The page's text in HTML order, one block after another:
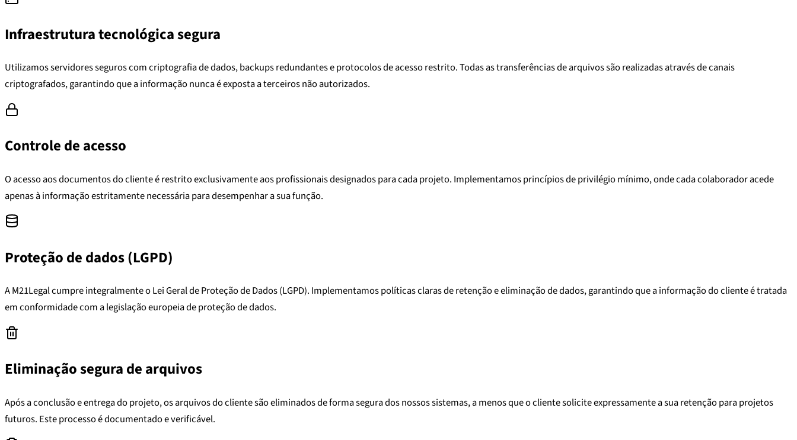
Infraestrutura tecnológica segura
Utilizamos servidores seguros com criptografia de dados, backups redundantes e protocolos de acesso restrito. Todas as transferências de arquivos são realizadas através de canais
criptografados, garantindo que a informação nunca é exposta a terceiros não autorizados.
Controle de acesso
O acesso aos documentos do cliente é restrito exclusivamente aos profissionais designados para cada projeto. Implementamos princípios de privilégio mínimo, onde cada colaborador acede
apenas à informação estritamente necessária para desempenhar a sua função.
Proteção de dados (LGPD)
A M21Legal cumpre integralmente o Lei Geral de Proteção de Dados (LGPD). Implementamos políticas claras de retenção e eliminação de dados, garantindo que a informação do cliente é tratada
em conformidade com a legislação europeia de proteção de dados.
Eliminação segura de arquivos
Após a conclusão e entrega do projeto, os arquivos do cliente são eliminados de forma segura dos nossos sistemas, a menos que o cliente solicite expressamente a sua retenção para projetos
futuros. Este processo é documentado e verificável.